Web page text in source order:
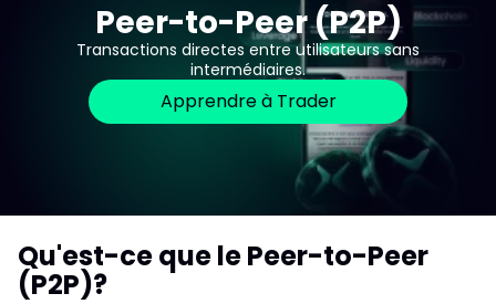
Peer-to-Peer (P2P)
Transactions directes entre utilisateurs sans
intermédiaires.
Apprendre à Trader
Qu'est-ce que le Peer-to-Peer
(P2P)?